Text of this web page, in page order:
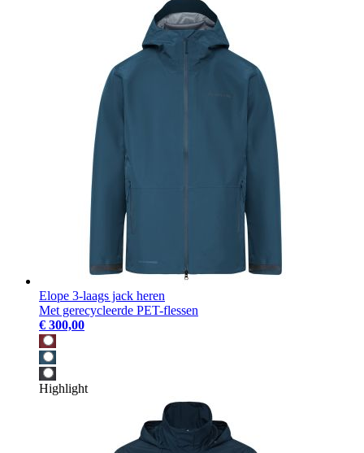
Elope 3-laags jack heren
Met gerecycleerde PET-flessen
€ 300,00
Highlight